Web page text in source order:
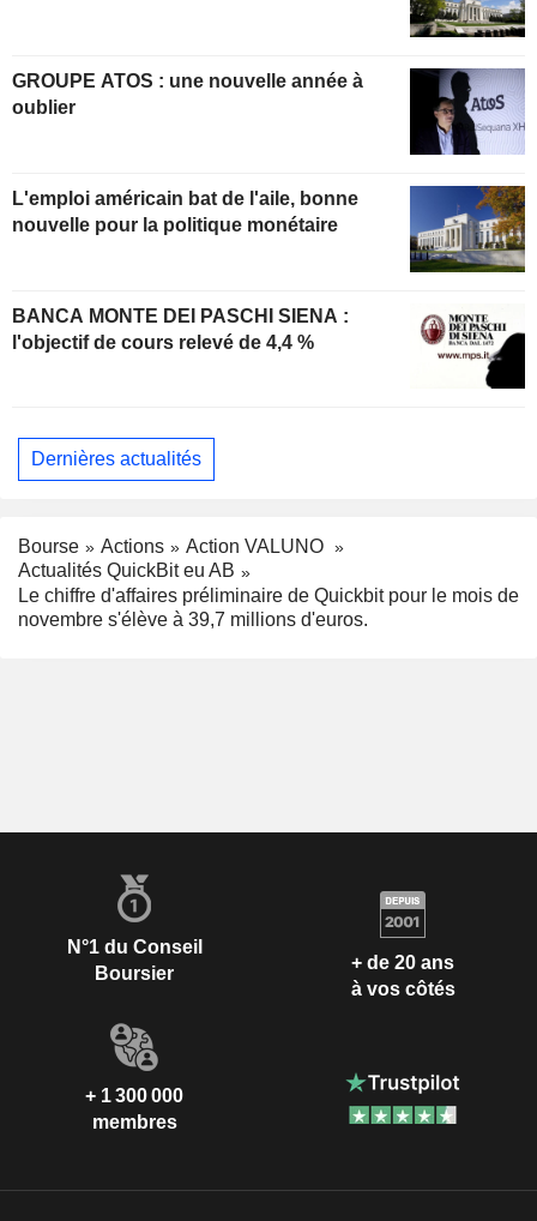
GROUPE ATOS : une nouvelle année à
oublier
L'emploi américain bat de l'aile, bonne
nouvelle pour la politique monétaire
BANCA MONTE DEI PASCHI SIENA :
l'objectif de cours relevé de 4,4 %
Dernières actualités
Bourse Actions
Action VALUNO
Actualités QuickBit eu AB
Le chiffre d'affaires préliminaire de Quickbit pour le mois de
novembre s'élève à 39,7 millions d'euros.
N°1 du Conseil
Boursier
+ de 20 ans
à vos côtés
+ 1 300 000
membres